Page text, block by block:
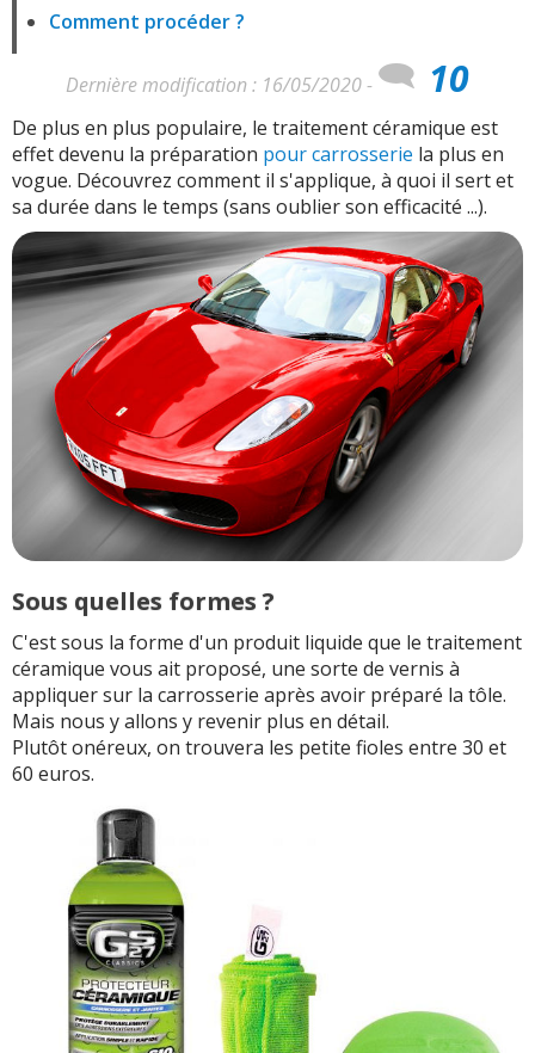
Comment procéder ?
Dernière modification : 16/05/2020 - 10
De plus en plus populaire, le traitement céramique est
effet devenu la préparation pour carrosserie la plus en
vogue. Découvrez comment il s'applique, à quoi il sert et
sa durée dans le temps (sans oublier son efficacité ...).
Sous quelles formes ?
C'est sous la forme d'un produit liquide que le traitement
céramique vous ait proposé, une sorte de vernis à
appliquer sur la carrosserie après avoir préparé la tôle.
Mais nous y allons y revenir plus en détail.
Plutôt onéreux, on trouvera les petite fioles entre 30 et
60 euros.